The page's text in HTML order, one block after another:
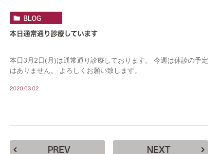
BLOG
本日通常通り診療しています
本日3月2日(月)は通常通り診療しております。 今週は休診の予定
はありません。 よろしくお願い致します。
2020.03.02
PREV NEXT